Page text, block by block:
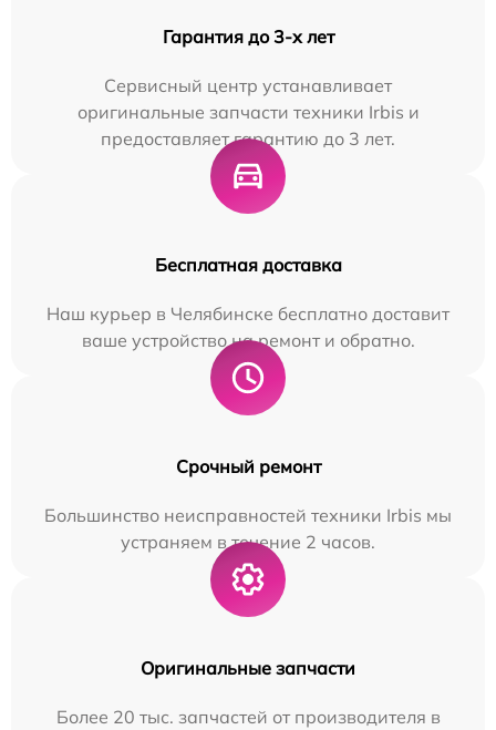
Гарантия до 3-х лет
Сервисный центр устанавливает
оригинальные запчасти техники Irbis и
предоставляет гарантию до 3 лет.
Бесплатная доставка
Наш курьер в Челябинске бесплатно доставит
ваше устройство на ремонт и обратно.
Срочный ремонт
Большинство неисправностей техники Irbis мы
устраняем в течение 2 часов.
Оригинальные запчасти
Более 20 тыс. запчастей от производителя в